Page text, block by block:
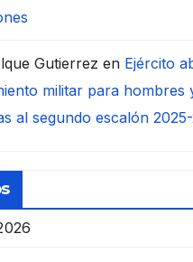
Gutierrez en Ejército
militar para hombres
al segundo escalón